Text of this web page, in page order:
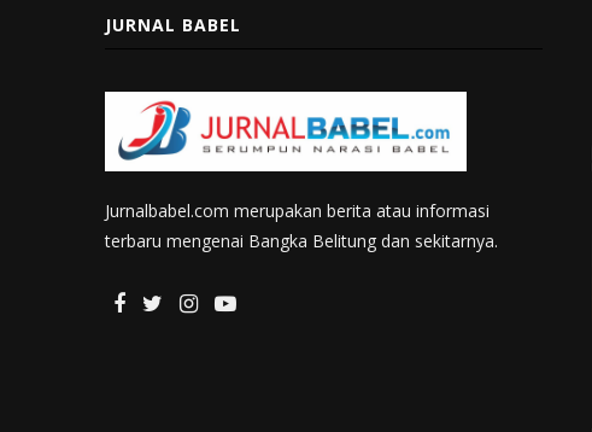
JURNAL BABEL
Jurnalbabel.com merupakan berita atau informasi
terbaru mengenai Bangka Belitung dan sekitarnya.